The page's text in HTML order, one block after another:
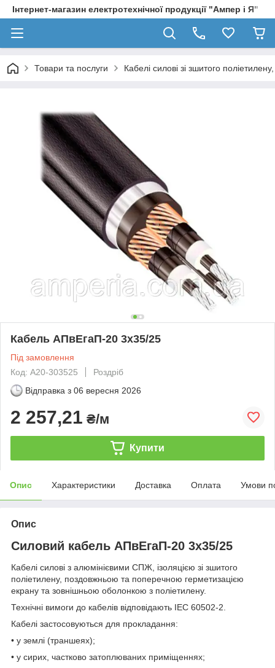
Інтернет-магазин електротехнічної продукції "Ампер і Я"
Товари та послуги Кабелі силові зі зшитого
Кабель АПвЕгаП‑20 3х35/25
Під замовлення
Код: А20-303525
Роздріб
Відправка з 06 вересня 2026
2 257,21 ₴/м
Купити
Опис Характеристики Доставка Оплата Умови
Опис
Силовий кабель АПвЕгаП-20 3х35/25
Кабелі силові з алюмінієвими СПЖ, ізоляцією зі зшитого
поліетилену, поздовжньою та поперечною герметизацією
екрану та зовнішньою оболонкою з поліетилену.
Технічні вимоги до кабелів відповідають IEC 60502-2.
Кабелі застосовуються для прокладання:
• у землі (траншеях);
• у сирих, частково затоплюваних приміщеннях;